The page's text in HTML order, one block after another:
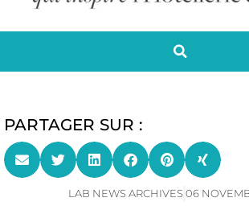
PARTAGER SUR :
LAB NEWS ARCHIVES06